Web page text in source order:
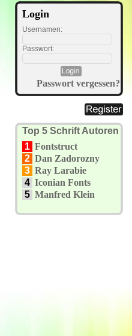
Login
Usernamen:
Passwort:
Passwort vergessen?
Top 5 Schrift Autoren
1 Fontstruct
2 Dan Zadorozny
3 Ray Larabie
4 Iconian Fonts
5 Manfred Klein